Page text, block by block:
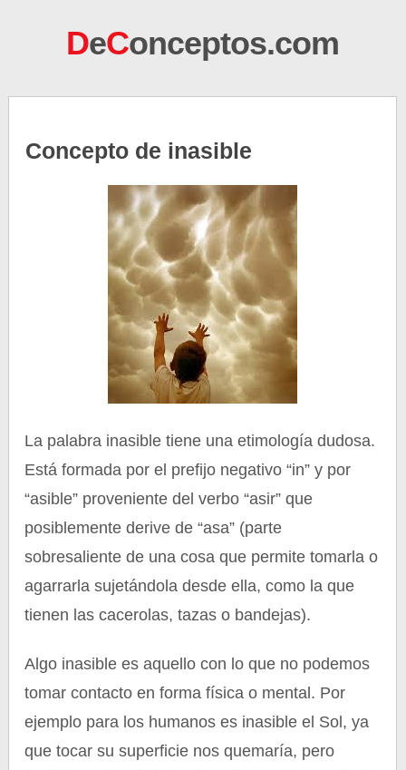
DeConceptos.com
Concepto de inasible
La palabra inasible tiene una etimología dudosa.
Está formada por el prefijo negativo “in” y por
“asible” proveniente del verbo “asir” que
posiblemente derive de “asa” (parte
sobresaliente de una cosa que permite tomarla o
agarrarla sujetándola desde ella, como la que
tienen las cacerolas, tazas o bandejas).
Algo inasible es aquello con lo que no podemos
tomar contacto en forma física o mental. Por
ejemplo para los humanos es inasible el Sol, ya
que tocar su superficie nos quemaría, pero